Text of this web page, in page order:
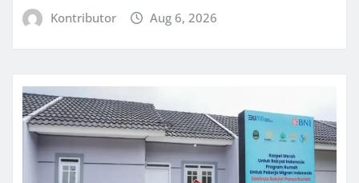
Kontributor Aug 6, 2026